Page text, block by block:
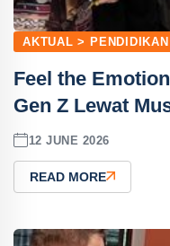
AKTUAL > PENDIDIKAN
Feel the
Gen Z Lewat
12 JUNE 2026
READ MORE